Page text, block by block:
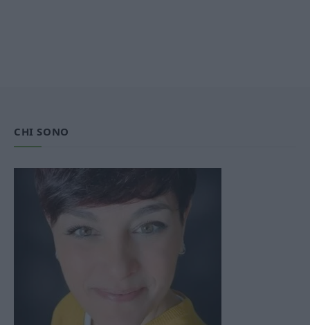
CHI SONO